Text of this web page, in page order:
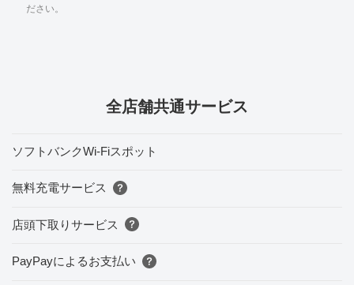
ださい。
全店舗共通サービス
ソフトバンクWi-Fiスポット
無料充電サービス
店頭下取りサービス
PayPayによるお支払い